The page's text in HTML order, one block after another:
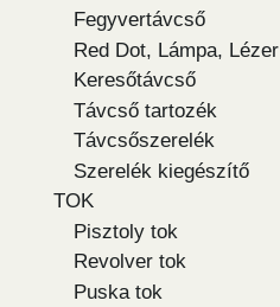
Fegyvertávcső
Red Dot, Lámpa, Lézer
Keresőtávcső
Távcső tartozék
Távcsőszerelék
Szerelék kiegészítő
TOK
Pisztoly tok
Revolver tok
Puska tok